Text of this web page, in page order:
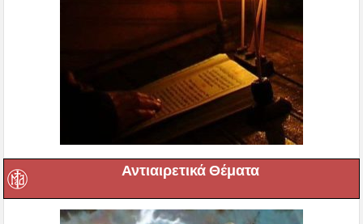
Αντιαιρετικά Θέματα